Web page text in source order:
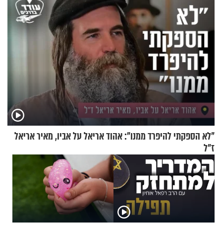
"לא הספקתי להיפרד ממנו": אהוד אריאל על אביו, מאיר אריאל
ז"ל